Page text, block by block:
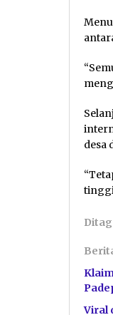
desa
tinggi
Ditag
Viral